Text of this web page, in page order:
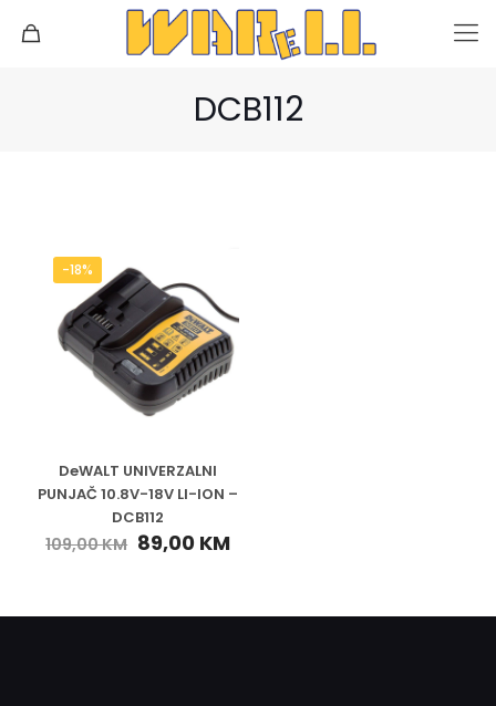
DCB112
-18%
DeWALT UNIVERZALNI
PUNJAČ 10.8V-18V LI-ION –
DCB112
109,00KM 89,00 KM